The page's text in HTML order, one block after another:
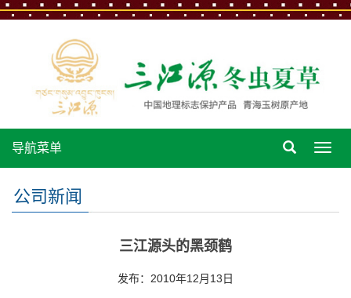
导
导航菜单
公司新闻
三江源头的黑颈鹤
发布：2010年12月13日